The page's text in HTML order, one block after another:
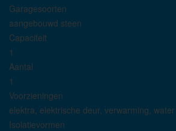
Garagesoorten
aangebouwd steen
Capaciteit
1
Aantal
1
Voorzieningen
elektra, elektrische deur, verwarming, water
Isolatievormen